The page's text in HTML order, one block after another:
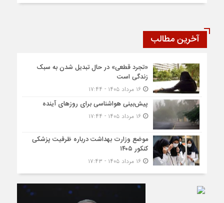
آخرین مطالب
«تجرد قطعی» در حال تبدیل شدن به سبک
زندگی است
۱۶ مرداد ۱۴۰۵ - ۱۷:۴۴
پیش‌بینی هواشناسی برای روزهای آینده
۱۶ مرداد ۱۴۰۵ - ۱۷:۴۴
موضع وزارت بهداشت درباره ظرفیت پزشکی
کنکور ۱۴۰۵
۱۶ مرداد ۱۴۰۵ - ۱۷:۴۳